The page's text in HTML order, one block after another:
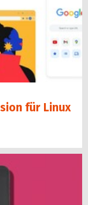
für Linux